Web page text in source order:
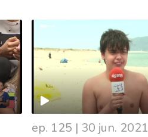
ep. 125 | 30 jun. 2021